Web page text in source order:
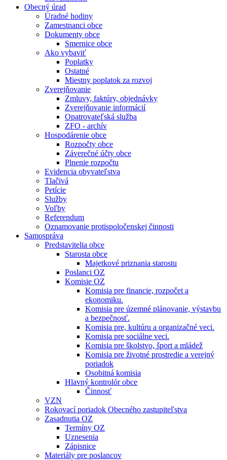
Obecný úrad
Úradné hodiny
Zamestnanci obce
Dokumenty obce
Smernice obce
Ako vybaviť
Poplatky
Ostatné
Miestny poplatok za rozvoj
Zverejňovanie
Zmluvy, faktúry, objednávky
Zverejňovanie informácií
Opatrovateľská služba
ZFO - archív
Hospodárenie obce
Rozpočty obce
Záverečné účty obce
Plnenie rozpočtu
Evidencia obyvateľstva
Tlačivá
Petície
Služby
Voľby
Referendum
Oznamovanie protispoločenskej činnosti
Samospráva
Predstavitelia obce
Starosta obce
Majetkové priznania starostu
Poslanci OZ
Komisie OZ
Komisia pre financie, rozpočet a
ekonomiku.
Komisia pre územné plánovanie, výstavbu
a bezpečnosť.
Komisia pre, kultúru a organizačné veci.
Komisia pre sociálne veci.
Komisia pre školstvo, šport a mládež
Komisia pre životné prostredie a verejný
poriadok
Osobitná komisia
Hlavný kontrolór obce
Činnosť
VZN
Rokovací poriadok Obecného zastupiteľstva
Zasadnutia OZ
Termíny OZ
Uznesenia
Zápisnice
Materiály pre poslancov